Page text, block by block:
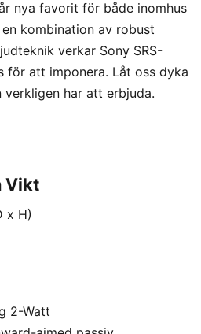
nya favorit för både inomhus
kombination av robust
verkar Sony SRS-
för att imponera. Låt oss dyka
har att erbjuda.
Vikt
x H)
2-Watt